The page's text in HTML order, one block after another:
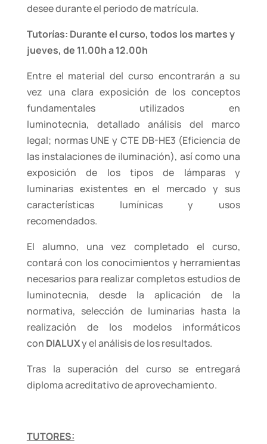
desee durante el periodo de matrícula.
Tutorías: Durante el curso, todos los martes y
jueves, de 11.00h a 12.00h
Entre el material del curso encontrarán a su
vez una clara exposición de los conceptos
fundamentales utilizados en
luminotecnia, detallado análisis del marco
legal; normas UNE y CTE DB-HE3 (Eficiencia de
las instalaciones de iluminación), así como una
exposición de los tipos de lámparas y
luminarias existentes en el mercado y sus
características lumínicas y usos
recomendados.
El alumno, una vez completado el curso,
contará con los conocimientos y herramientas
necesarios para realizar completos estudios de
luminotecnia, desde la aplicación de la
normativa, selección de luminarias hasta la
realización de los modelos informáticos
con DIALUXy el análisis de los resultados.
Tras la superación del curso se entregará
diploma acreditativo de aprovechamiento.
TUTORES: